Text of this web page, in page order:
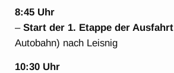
8:45 Uhr
–Start der 1. Etappe der Ausfahrt
Autobahn) nach Leisnig
10:30 Uhr